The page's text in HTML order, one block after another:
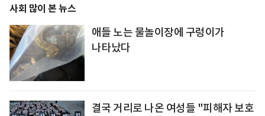
사회 많이 본 뉴스
애들 노는 물놀이장에 구렁이가
나타났다
결국 거리로 나온 여성들 "피해자 보호